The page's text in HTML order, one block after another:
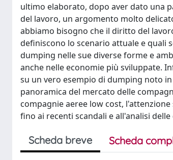
ultimo elaborato, dopo aver dato una
del lavoro, un argomento molto
abbiamo bisogno che il diritto del
definiscono lo scenario attuale e quali
dumping nelle sue diverse forme e
anche nelle economie più sviluppate.
su un vero esempio di dumping noto
panoramica del mercato delle
compagnie aeree low cost,
fino ai recenti scandali e all'analisi
Scheda breve Scheda